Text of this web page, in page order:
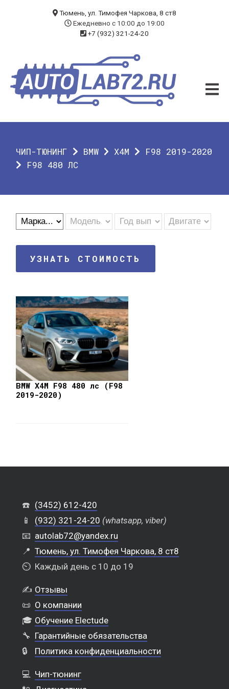
ЧИП-ТЮНИНГ
ДИАГНОСТИКА
О КОМПАНИИ
ГАРАНТИЯ
Тюмень, ул. Тимофея Чаркова, 8 ст8
Ежедневно с 10:00 до 19:00
+7 (932) 321-24-20
ЧИП-ТЮНИНГ BMW X4M
F98 2019-2020
F98 480 ЛС
УЗНАТЬ СТОИМОСТЬ
BMW X4M F98 480 лс (F98
2019-2020)
☎️ (3452) 612-420
📱
(932) 321-24-20 (whatsapp, viber)
📧 autolab72@yandex.ru
📍 Тюмень, ул. Тимофея Чаркова, 8 ст8
⏲️ Каждый день с 10 до 19
✍️ Отзывы
📜 О компании
🎓 Обучение Electude
🔧 Гарантийные обязательства
🔒
Политика конфиденциальности
💻 Чип-тюнинг